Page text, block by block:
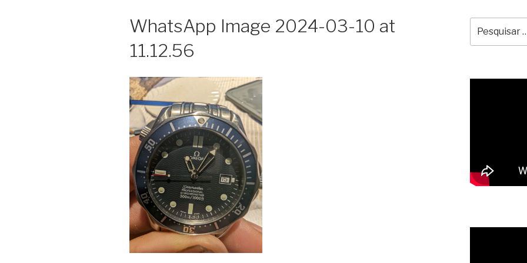
WhatsApp Image 2024-03-10 at
11.12.56
por: